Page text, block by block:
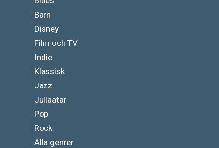
Barn
Disney
Film och TV
Indie
Klassisk
Jazz
Jullaatar
Pop
Rock
Alla genrer